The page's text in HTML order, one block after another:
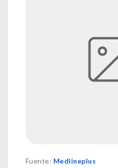
Fuente: Medlineplus